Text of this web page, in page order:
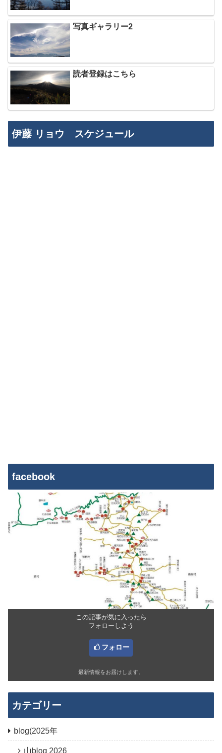
写真ギャラリー2
読者登録はこちら
伊藤 リョウ スケジュール
facebook
この記事が気に入ったら
フォローしよう
フォロー
最新情報をお届けします。
カテゴリー
blog(2025年
山blog 2026